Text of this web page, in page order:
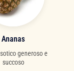
Ananas
generoso e
succoso